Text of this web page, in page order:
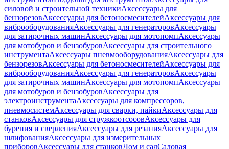
силовой и строительной техникиАксессуары для
бензорезовАксессуары для бетоносмесителейАксессуары для
виброоборудованияАксессуары для генераторовАксессуары
для затирочных машинАксессуары для мотопомпАксессуары
для мотобуров и бензобуровАксессуары для строительного
инструментаАксессуары пневмооборудованияАксессуары для
бензорезовАксессуары для бетоносмесителейАксессуары для
виброоборудованияАксессуары для генераторовАксессуары
для затирочных машинАксессуары для мотопомпАксессуары
для мотобуров и бензобуровАксессуары для
электроинструментаАксессуары для компрессоров,
пневмосистемАксессуары для сварки, пайкиАксессуары для
станковАксессуары для стружкоотсосовАксессуары для
бурения и сверленияАксессуары для резанияАксессуары для
шлифованияАксессуары для измерительных
приборовАксессуары для станковДом и садСадовая